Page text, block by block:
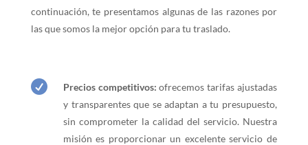
continuación, te presentamos algunas de las razones por
las que somos la mejor opción para tu traslado.
 Precios competitivos: ofrecemos tarifas ajustadas
y transparentes que se adaptan a tu presupuesto,
sin comprometer la calidad del servicio. Nuestra
misión es proporcionar un excelente servicio de